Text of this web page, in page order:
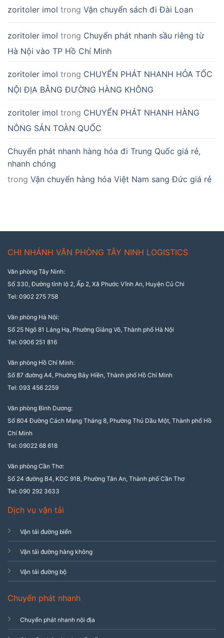
zoritoler imol trong Vận chuyển sách đi Đài Loan
zoritoler imol trong Chuyển phát nhanh sầu riêng từ
Hà Nội vào TP Hồ Chí Minh
zoritoler imol trong CHUYỂN PHÁT NHANH HỎA TỐC
NỘI ĐỊA BẰNG ĐƯỜNG HÀNG KHÔNG
zoritoler imol trong CHUYỂN PHÁT NHANH HÀNG
NÔNG SẢN TOÀN QUỐC
Chuyển phát nhanh hàng hóa đi Trung Quốc giá rẻ,
nhanh chóng
trong Vận chuyển hàng hóa Việt Nam sang Đức giá rẻ
CHI NHÁNH VĂN PHÒNG TÂY NINH LOGISTICS
Văn phòng Tây Ninh:
Số 330, Đường tỉnh lộ 2, Ấp 2, Xã Phước Vĩnh An, Huyện Củ Chi
Tel: 0902 275 758
Văn phòng Hà Nội:
Số 25 Ngõ 81 Láng Hạ, Phường Giảng Võ, Thành phố Hà Nội
Tel: 0906 251 816
Văn phòng Hồ Chí Minh:
Số 87 đường A4, Phường Bảy Hiền, Thành phố Hồ Chí Minh
Tel: 093 456 2259
Văn phòng Bình Dương:
Số 804 Đường Cách Mạng Tháng 8, Phường Thủ Dầu Một, Thành phố Hồ
Chí Minh
Tel: 09022 68 618
Văn phòng Cần Thơ:
Số 24 đường B4, KDC 91B, Phường Tân An, Thành phố Cần Thơ
Tel: 090 292 3633
Dịch vụ vận tải
Vận tải đường biển
Vận tải đường hàng không
Vận tải đường bộ
Chuyển phát nhanh
Chuyển phát nhanh nội địa